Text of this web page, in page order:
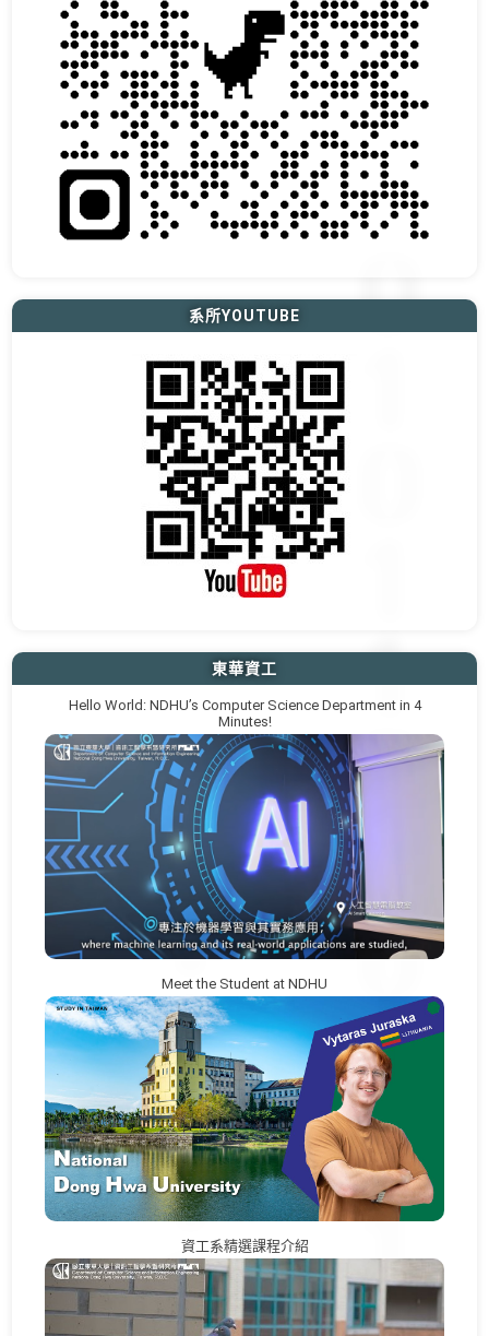
系所YOUTUBE
東華資工
Hello World: NDHU’s Computer Science Department in 4
Minutes!
Meet the Student at NDHU
資工系精選課程介紹